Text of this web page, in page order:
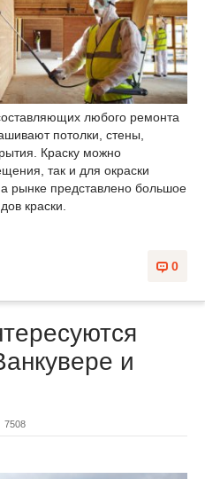
любого ремонта
потолки, стены,
Краску можно
так и для окраски
рынке представлено большое
краски.
0
и
7508